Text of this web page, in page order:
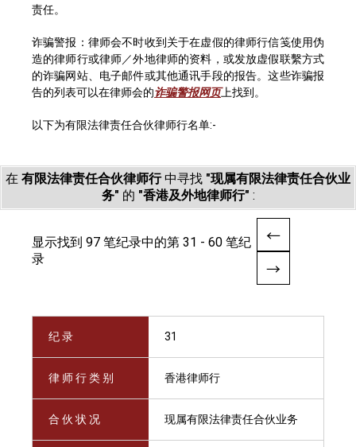
责任。
诈骗警报：律师会不时收到关于在虚假的律师行信笺使用伪
造的律师行或律师／外地律师的资料，或发放虚假联繫方式
的诈骗网站、电子邮件或其他通讯手段的报告。这些诈骗报
告的列表可以在律师会的诈骗警报网页上找到。
以下为有限法律责任合伙律师行名单:-
在 有限法律责任合伙律师行中寻找 "现属有限法律责任合伙业
务" 的 "香港及外地律师行" :
显示找到 97 笔纪录中的第 31 - 60 笔纪
录
纪 录 31
律 师 行 类 别 香港律师行
合 伙 状 况 现属有限法律责任合伙业务